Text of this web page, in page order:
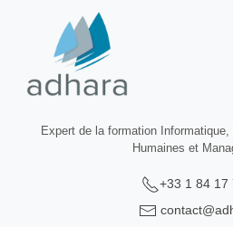
Expert de la formation
Humaines et
+33 1 84 17